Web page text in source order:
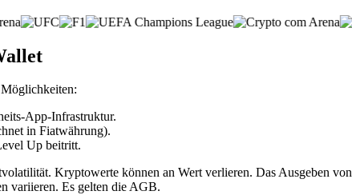
App-Infrastruktur.
in Fiatwährung).
Up beitritt.
Kryptowerte können an Wert verlieren. Das Ausgeben
variieren. Es gelten die AGB.